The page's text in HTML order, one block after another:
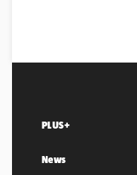
PLUS+
News